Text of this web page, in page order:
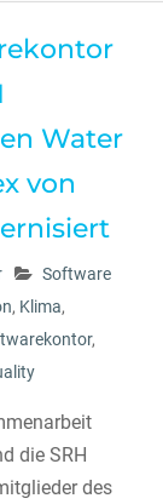
Water
von
Software
, Klima,
,
die SRH
des